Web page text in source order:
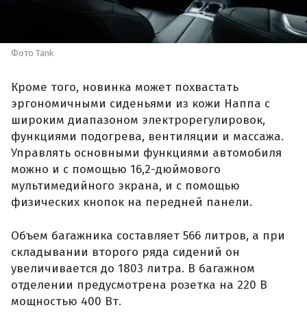
Фото Tank
Кроме того, новинка может похвастать
эргономичными сиденьями из кожи Наппа с
широким диапазоном электрорегулировок,
функциями подогрева, вентиляции и массажа.
Управлять основными функциями автомобиля
можно и с помощью 16,2-дюймового
мультимедийного экрана, и с помощью
физических кнопок на передней панели.
Объем багажника составляет 566 литров, а при
складывании второго ряда сидений он
увеличивается до 1803 литра. В багажном
отделении предусмотрена розетка на 220 В
мощностью 400 Вт.